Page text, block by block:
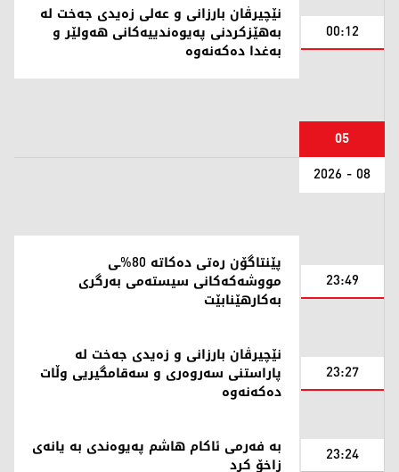
00:12
نێچیرڤان بارزانی و عەلی زەیدی جەخت لە
بەهێزکردنی پەیوەندییەکانی هەولێر و
بەغدا دەکەنەوە
05
08 - 2026
23:49
پێنتاگۆن رەتی دەکاتە 80%ـی
مووشەکەکانی سیستەمی بەرگری
بەکارهێنابێت
23:27
نێچیرڤان بارزانی و زەیدی جەخت لە
پاراستنی سەروەری و سەقامگیریی وڵات
دەکەنەوە
23:24 بە فەرمی ئاکام هاشم پەیوەندی بە یانەی
زاخۆ کرد